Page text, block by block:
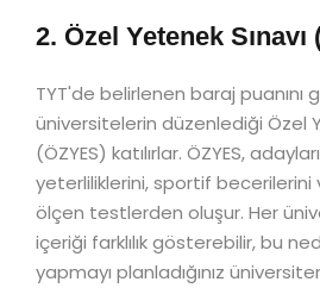
2. Özel Yetenek Sınavı
TYT'de belirlenen baraj puanını
üniversitelerin düzenlediği Özel
(ÖZYES) katılırlar. ÖZYES,
yeterliliklerini, sportif becerilerini
ölçen testlerden oluşur. Her
içeriği farklılık gösterebilir, bu
yapmayı planladığınız